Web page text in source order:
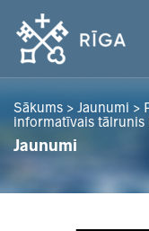
Sākums > Jaunumi >
informatīvais tālrunis
Jaunumi